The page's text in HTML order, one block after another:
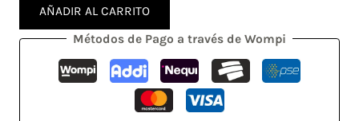
AÑADIR AL CARRITO
Métodos de Pago a través de Wompi